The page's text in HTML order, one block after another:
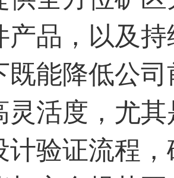
产品，以及
既能降低公
灵活度，尤
计验证流程